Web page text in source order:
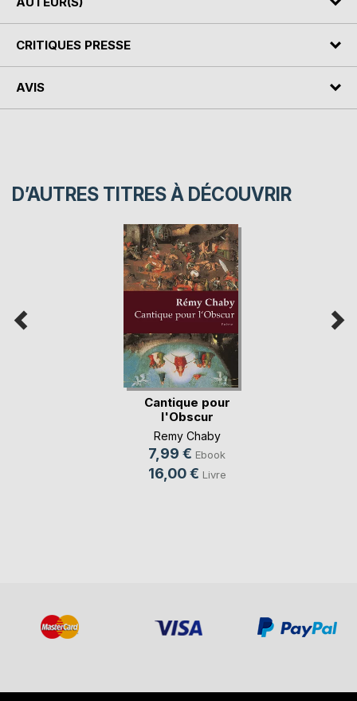
CRITIQUES PRESSE
AVIS
D’AUTRES TITRES À DÉCOUVRIR
Cantique pour
l'Obscur
Remy Chaby
7,99 € Ebook
16,00 € Livre